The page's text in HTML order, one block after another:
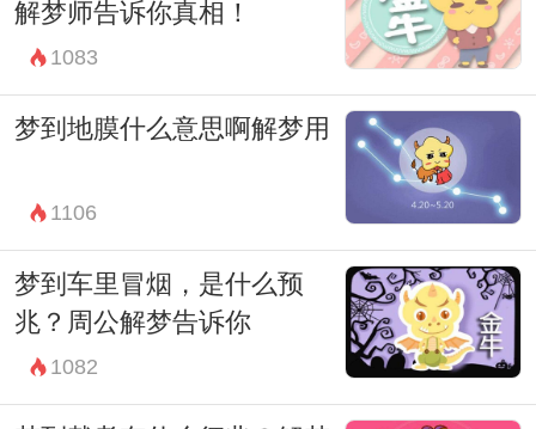
地引导自己在现实生活中做出积极而有意义
的选择。
解梦并非预言或者预示，而是一种心灵的暗
示和引导。通过这种方式，我们能够更加深
入地了解自己的内心世界，理解自己潜意识
最终，梦见男婴小便不仅仅是一个象征，更
是对我们内心世界的一种关照和呵护。它提
醒我们关注自身的情感需求和内心的平衡，
引导我们朝着更加积极、健康和有意义的生
解梦师告诉你真相！
1083
梦到地膜什么意思啊解梦用
1106
梦到车里冒烟，是什么预
兆？周公解梦告诉你
1082